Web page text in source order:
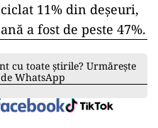
11% din deșeuri,
a fost de peste 47%.
cu toate știrile? Urmărește
WhatsApp